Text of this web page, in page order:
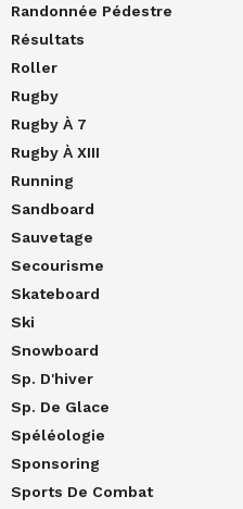
Randonnée Pédestre
Résultats
Roller
Rugby
Rugby À 7
Rugby À XIII
Running
Sandboard
Sauvetage
Secourisme
Skateboard
Ski
Snowboard
Sp. D'hiver
Sp. De Glace
Spéléologie
Sponsoring
Sports De Combat